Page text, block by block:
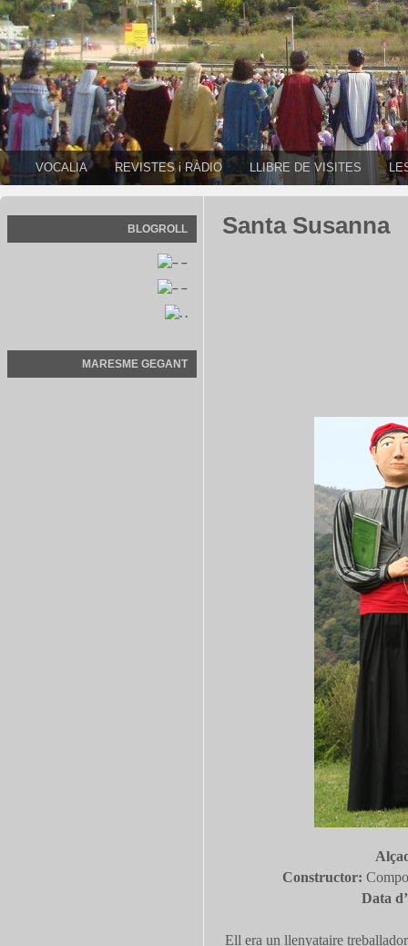
VOCALIA REVISTES i RÀDIO LLIBRE DE VISITES
BLOGROLL
–
–
.
MARESME GEGANT
Santa Susanna
Constructor:
Data
Ell era un llenyataire